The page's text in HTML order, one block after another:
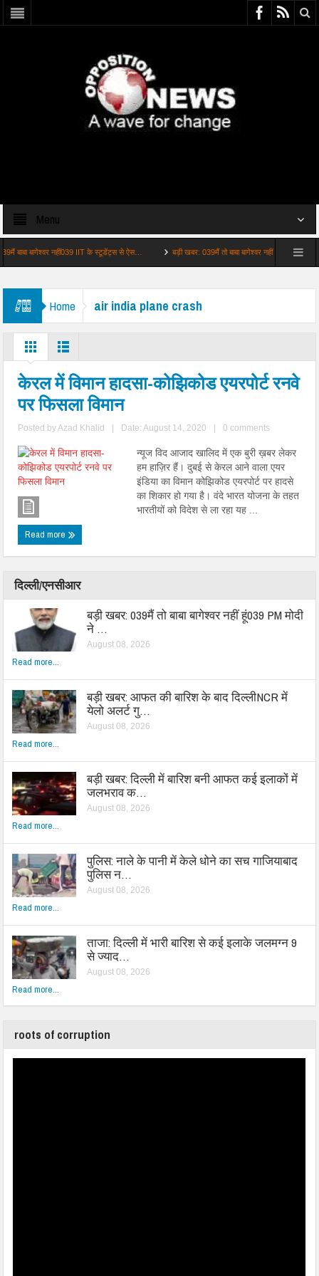
Menu
बाबा बागेश्वर नहीं039 IIT के स्टूडेंट्स से ऐस… बड़ी खबर: 039मैं तो बाबा बागेश्वर नहीं हूं039 PM मोदी ने
Home air india plane crash
केरल में विमान हादसा-कोझिकोड एयरपोर्ट रनवे
पर फिसला विमान
Posted byAzad Khalid Date: August 14, 2020 0 comments
न्यूज विद आजाद खालिद में एक बुरी ख़बर लेकर
हम हाज़िर हैं। दुबई से केरल आने वाला एयर
इंडिया का विमान कोझिकोड एयरपोर्ट पर हादसे
का शिकार हो गया है। वंदे भारत योजना के तहत
भारतीयों को विदेश से ला रहा यह ...
Read more
दिल्ली/एनसीआर
बड़ी खबर: 039मैं तो बाबा बागेश्वर नहीं हूं039 PM मोदी
ने …
August 08, 2026
Read more...
बड़ी खबर: आफत की बारिश के बाद दिल्लीNCR में
येलो अलर्ट गु…
August 08, 2026
Read more...
बड़ी खबर: दिल्ली में बारिश बनी आफत कई इलाकों में
जलभराव क…
August 08, 2026
Read more...
पुलिस: नाले के पानी में केले धोने का सच गाजियाबाद
पुलिस न…
August 08, 2026
Read more...
ताजा: दिल्ली में भारी बारिश से कई इलाके जलमग्न 9
से ज्याद…
August 08, 2026
Read more...
roots of corruption